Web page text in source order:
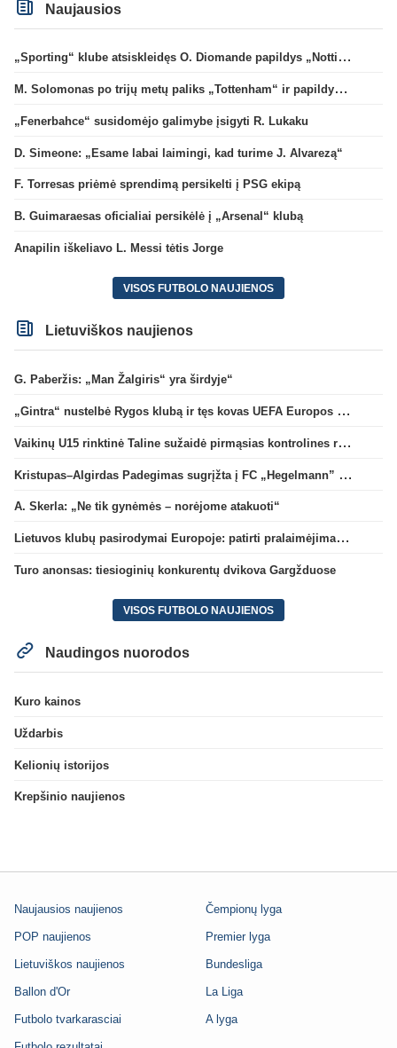
Naujausios
„Sporting“ klube atsiskleidęs O. Diomande papildys „Nottingham“ gretas
M. Solomonas po trijų metų paliks „Tottenham“ ir papildys „West Ham“ klubą
„Fenerbahce“ susidomėjo galimybe įsigyti R. Lukaku
D. Simeone: „Esame labai laimingi, kad turime J. Alvarezą“
F. Torresas priėmė sprendimą persikelti į PSG ekipą
B. Guimaraesas oficialiai persikėlė į „Arsenal“ klubą
Anapilin iškeliavo L. Messi tėtis Jorge
VISOS FUTBOLO NAUJIENOS
Lietuviškos naujienos
G. Paberžis: „Man Žalgiris“ yra širdyje“
„Gintra“ nustelbė Rygos klubą ir tęs kovas UEFA Europos taurės atrankoje
Vaikinų U15 rinktinė Taline sužaidė pirmąsias kontrolines rungtynes
Kristupas–Algirdas Padegimas sugrįžta į FC „Hegelmann” B sudėtį
A. Skerla: „Ne tik gynėmės – norėjome atakuoti“
Lietuvos klubų pasirodymai Europoje: patirti pralaimėjimai Kroatijos atstovams
Turo anonsas: tiesioginių konkurentų dvikova Gargžduose
VISOS FUTBOLO NAUJIENOS
Naudingos nuorodos
Kuro kainos
Uždarbis
Kelionių istorijos
Krepšinio naujienos
Naujausios naujienos
POP naujienos
Lietuviškos naujienos
Ballon d'Or
Futbolo tvarkarasciai
Čempionų lyga
Premier lyga
Bundesliga
La Liga
A lyga